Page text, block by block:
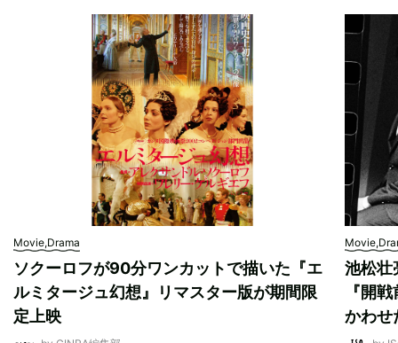
Movie,Drama
ソクーロフが90分ワンカットで描いた『エ
ルミタージュ幻想』リマスター版が期間限
定上映
池松壮
『開
かわせ